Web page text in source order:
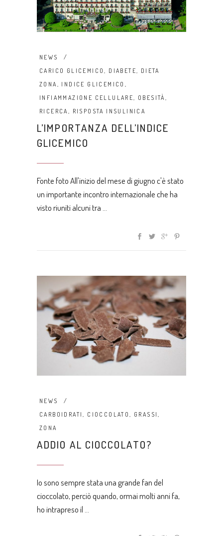
NEWS
CARICO GLICEMICO
DIABETE
DIETA
ZONA
INDICE GLICEMICO
INFIAMMAZIONE CELLULARE
OBESITÀ
RICERCA
RISPOSTA INSULINICA
L’IMPORTANZA DELL’INDICE
GLICEMICO
Fonte foto All'inizio del mese di giugno c'è stato
un importante incontro internazionale che ha
visto riuniti alcuni tra
NEWS
CARBOIDRATI
CIOCCOLATO GRASSI
ZONA
ADDIO AL CIOCCOLATO?
Io sono sempre stata una grande fan del
cioccolato, perciò quando, ormai molti anni fa,
ho intrapreso il